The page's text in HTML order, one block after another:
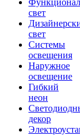
свет
свет
Системы
освещения
Наружное
освещение
Гибкий
неон
декор